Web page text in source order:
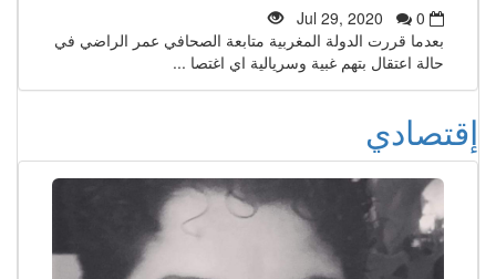
Jul 29, 2020
0
بعدما قررت الدولة المغربية متابعة الصحافي عمر الراضي في
حالة اعتقال بتهم غبية وسريالية اي اغتصا ...
إقتصادي